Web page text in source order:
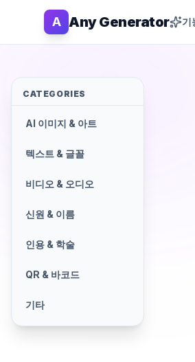
A Any Generator 기
CATEGORIES
AI 이미지 & 아트
텍스트 & 글꼴
비디오 & 오디오
신원 & 이름
인용 & 학술
QR & 바코드
기타